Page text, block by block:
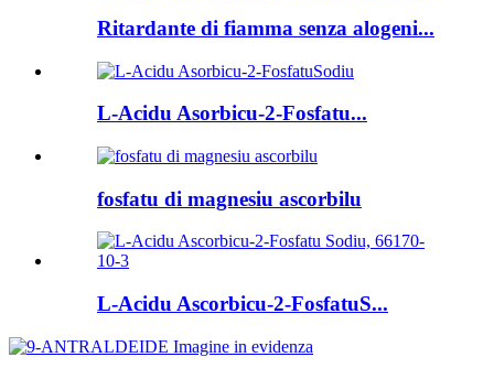
Ritardante di fiamma senza alogeni...
L-Acidu Asorbicu-2-Fosfatu...
fosfatu di magnesiu ascorbilu
L-Acidu Ascorbicu-2-FosfatuS...